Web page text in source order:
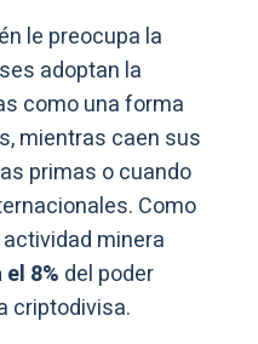
le preocupa la
adoptan la
como una forma
mientras caen sus
primas o cuando
. Como
minera
8% del poder
criptodivisa.